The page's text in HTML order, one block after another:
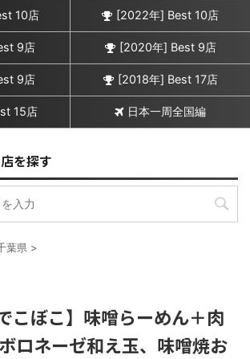
10店 [2022年] Best 10店
9店 [2020年] Best 9店
9店 [2018年] Best 17店
15店 日本一周全国編
を探す
葉県 >
こぼこ】味噌らーめん＋肉
ロネーゼ和え玉、味噌焼お